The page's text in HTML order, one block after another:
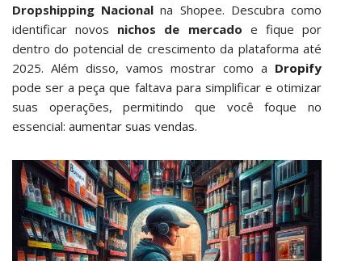
Dropshipping Nacional na Shopee. Descubra como
identificar novos nichos de mercado e fique por
dentro do potencial de crescimento da plataforma até
2025. Além disso, vamos mostrar como a Dropify
pode ser a peça que faltava para simplificar e otimizar
suas operações, permitindo que você foque no
essencial: aumentar suas vendas.